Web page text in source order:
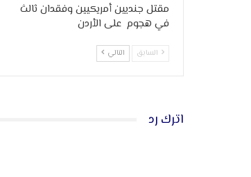
مقتل جنديين أمريكيين وفقدان ثالث
في هجوم على الأردن
السابق التالي
اترك رد